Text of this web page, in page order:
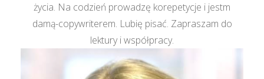
życia. Na codzień prowadzę korepetycje i jestm
damą-copywriterem. Lubię pisać. Zapraszam do
lektury i współpracy.